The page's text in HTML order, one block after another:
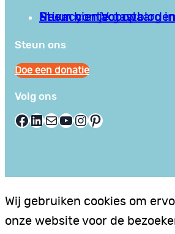
Privacy en
Stuur hier je gastblog
Neem contact op
Steun ons
Doe een donatie
Volg ons
Facebook LinkedIn E-mail YouTube InstagramPinterest
Wij gebruiken cookies om
onze website voor de